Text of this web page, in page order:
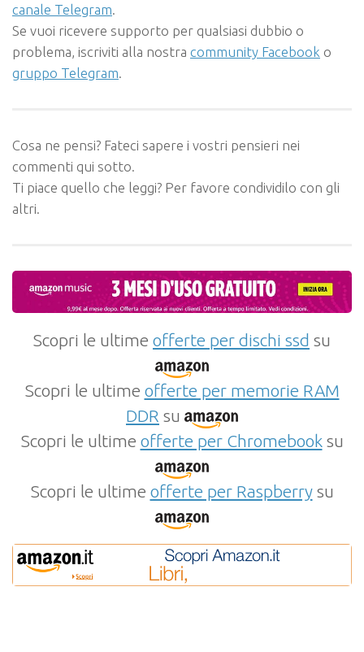
canale Telegram.
Se vuoi ricevere supporto per qualsiasi dubbio o
problema, iscriviti alla nostra community Facebook o
gruppo Telegram.
Cosa ne pensi? Fateci sapere i vostri pensieri nei
commenti qui sotto.
Ti piace quello che leggi? Per favore condividilo con gli
altri.
Scopri le ultime offerte per dischi ssd su
Scopri le ultime offerte per memorie RAM
DDR su
Scopri le ultime offerte per Chromebooksu
Scopri le ultime offerte per Raspberrysu